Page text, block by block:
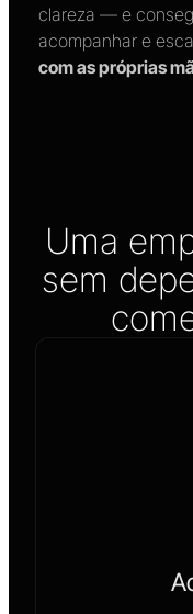
clareza — e
acompanhar e
com as próprias
Uma
sem